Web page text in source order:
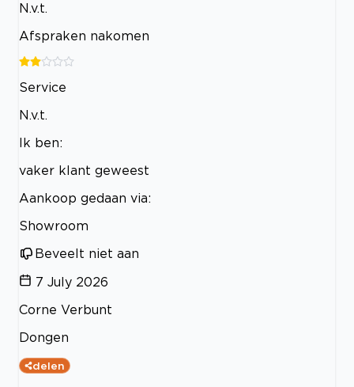
N.v.t.
Afspraken nakomen
Service
N.v.t.
Ik ben:
vaker klant geweest
Aankoop gedaan via:
Showroom
Beveelt niet aan
7 July 2026
Corne Verbunt
Dongen
delen